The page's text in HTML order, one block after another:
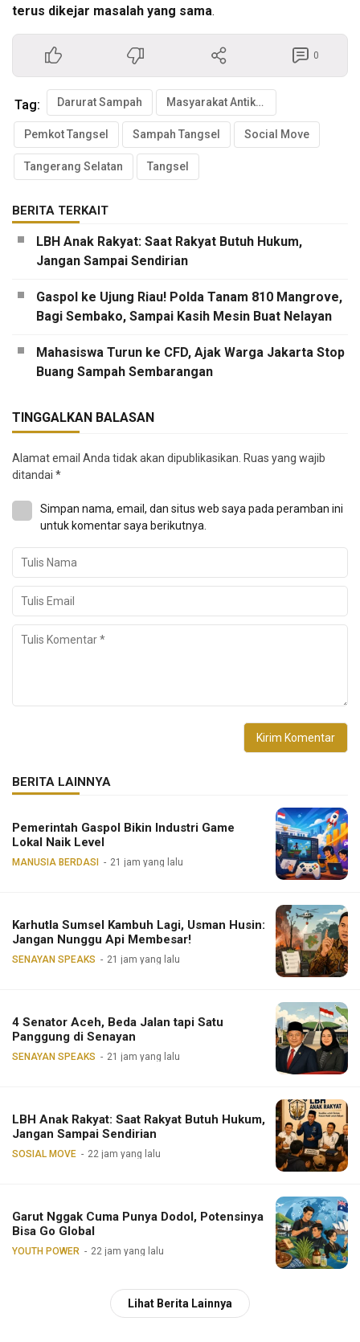
terus dikejar masalah yang sama.
0
Tag: Darurat Sampah Masyarakat Antikorupsi Indonesia
Pemkot Tangsel Sampah Tangsel Social Move
Tangerang Selatan Tangsel
BERITA TERKAIT
LBH Anak Rakyat: Saat Rakyat Butuh Hukum,
Jangan Sampai Sendirian
Gaspol ke Ujung Riau! Polda Tanam 810 Mangrove,
Bagi Sembako, Sampai Kasih Mesin Buat Nelayan
Mahasiswa Turun ke CFD, Ajak Warga Jakarta Stop
Buang Sampah Sembarangan
TINGGALKAN BALASAN
Alamat email Anda tidak akan dipublikasikan. Ruas yang wajib
ditandai *
Simpan nama, email, dan situs web saya pada peramban ini
untuk komentar saya berikutnya.
BERITA LAINNYA
Pemerintah Gaspol Bikin Industri Game
Lokal Naik Level
MANUSIA BERDASI 21 jam yang lalu
Karhutla Sumsel Kambuh Lagi, Usman Husin:
Jangan Nunggu Api Membesar!
SENAYAN SPEAKS 21 jam yang lalu
4 Senator Aceh, Beda Jalan tapi Satu
Panggung di Senayan
SENAYAN SPEAKS 21 jam yang lalu
LBH Anak Rakyat: Saat Rakyat Butuh Hukum,
Jangan Sampai Sendirian
SOSIAL MOVE 22 jam yang lalu
Garut Nggak Cuma Punya Dodol, Potensinya
Bisa Go Global
YOUTH POWER 22 jam yang lalu
Lihat Berita Lainnya